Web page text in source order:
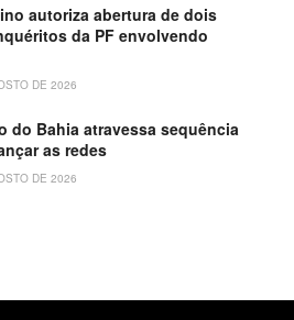
autoriza abertura de dois
da PF envolvendo
DE 2026
do Bahia atravessa sequência
as redes
DE 2026